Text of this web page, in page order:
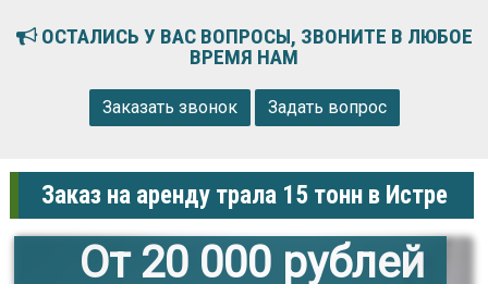
ОСТАЛИСЬ У ВАС ВОПРОСЫ, ЗВОНИТЕ В ЛЮБОЕ
ВРЕМЯ НАМ
Заказать звонок Задать вопрос
Заказ на аренду трала 15 тонн в Истре
От 20 000 рублей